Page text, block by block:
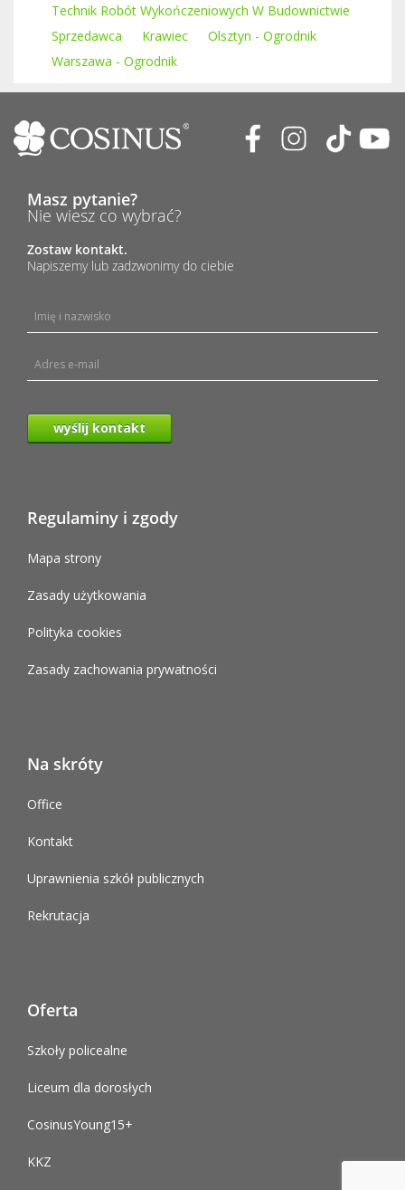
Technik Robót Wykończeniowych W Budownictwie
Sprzedawca
Krawiec
Olsztyn - Ogrodnik
Warszawa - Ogrodnik
Masz pytanie?
Nie wiesz co wybrać?
Zostaw kontakt.
Napiszemy lub zadzwonimy do ciebie
wyślij kontakt
Regulaminy i zgody
Mapa strony
Zasady użytkowania
Polityka cookies
Zasady zachowania prywatności
Na skróty
Office
Kontakt
Uprawnienia szkół publicznych
Rekrutacja
Oferta
Szkoły policealne
Liceum dla dorosłych
CosinusYoung15+
KKZ